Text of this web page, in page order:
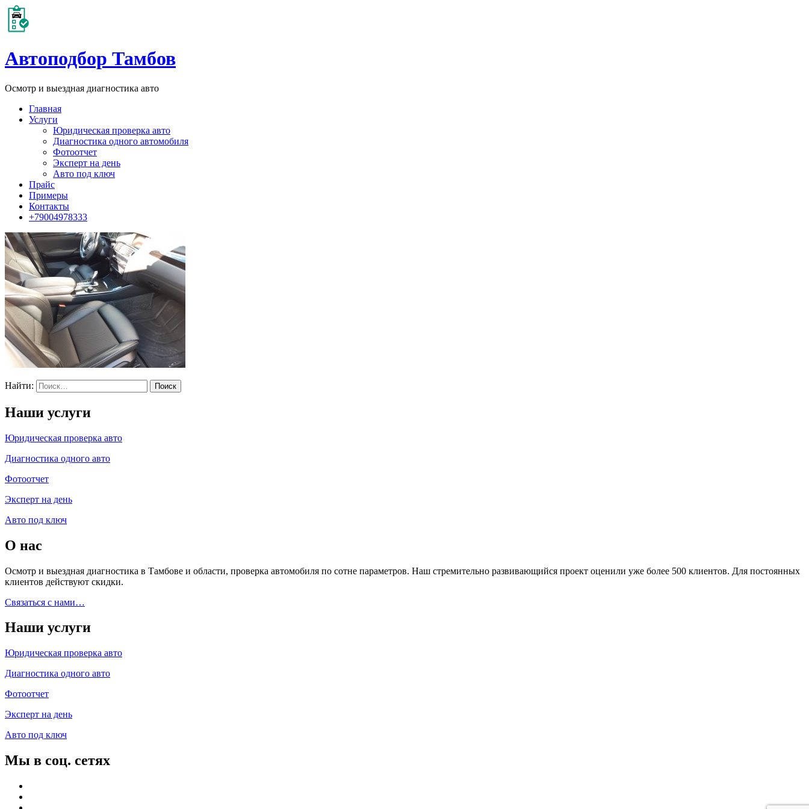
Автоподбор Тамбов
Осмотр и выездная диагностика авто
Главная
Услуги
Юридическая проверка авто
Диагностика одного автомобиля
Фотоотчет
Эксперт на день
Авто под ключ
Прайс
Примеры
Контакты
+79004978333
Найти:
Наши услуги
Юридическая проверка авто
Диагностика одного авто
Фотоотчет
Эксперт на день
Авто под ключ
О нас
Осмотр и выездная диагностика в Тамбове и области, проверка автомобиля по сотне параметров. Наш стремительно развивающийся проект оценили уже более 500 клиентов. Для постоянных
клиентов действуют скидки.
Связаться с нами…
Наши услуги
Юридическая проверка авто
Диагностика одного авто
Фотоотчет
Эксперт на день
Авто под ключ
Мы в соц. сетях